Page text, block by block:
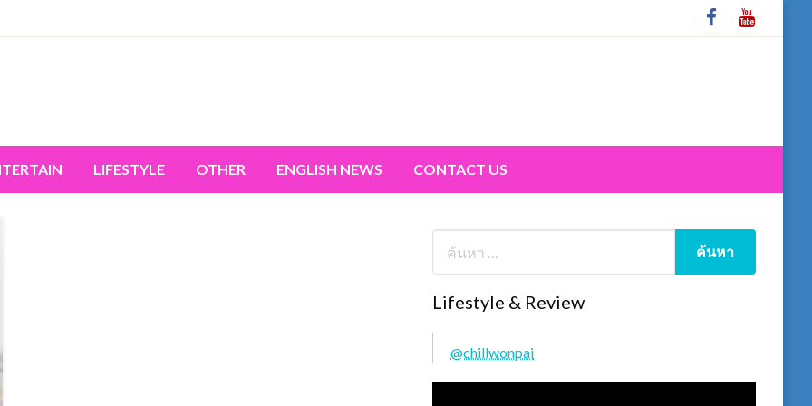
LIFESTYLE OTHER ENGLISH NEWS CONTACT US
Lifestyle & Review
@chillwonpai